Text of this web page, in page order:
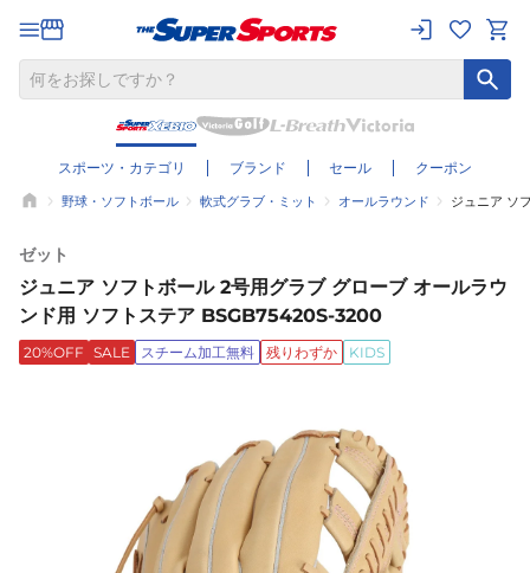
スポーツ・カテゴリ ブランド セール クーポン
野球・ソフトボール 軟式グラブ・ミット オールラウンド ジュニア ソ
ゼット
ジュニア ソフトボール 2号用グラブ グローブ オールラウ
ンド用 ソフトステア BSGB75420S-3200
20%OFF SALE スチーム加工無料 残りわずか KIDS